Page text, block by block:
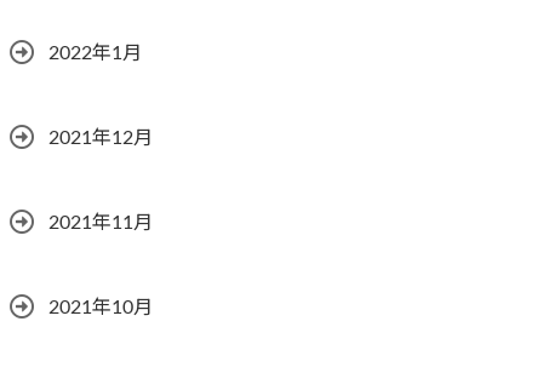
2022年1月
2021年12月
2021年11月
2021年10月